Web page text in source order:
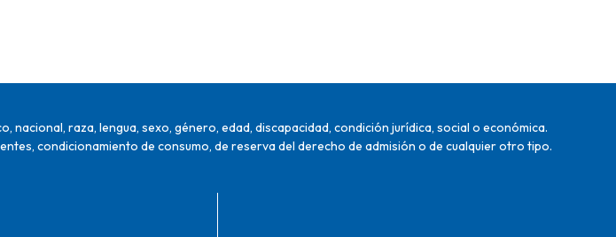
raza, lengua, sexo, género, edad, discapacidad, condición jurídica, social o económica.
condicionamiento de consumo, de reserva del derecho de admisión o de cualquier otro tipo.